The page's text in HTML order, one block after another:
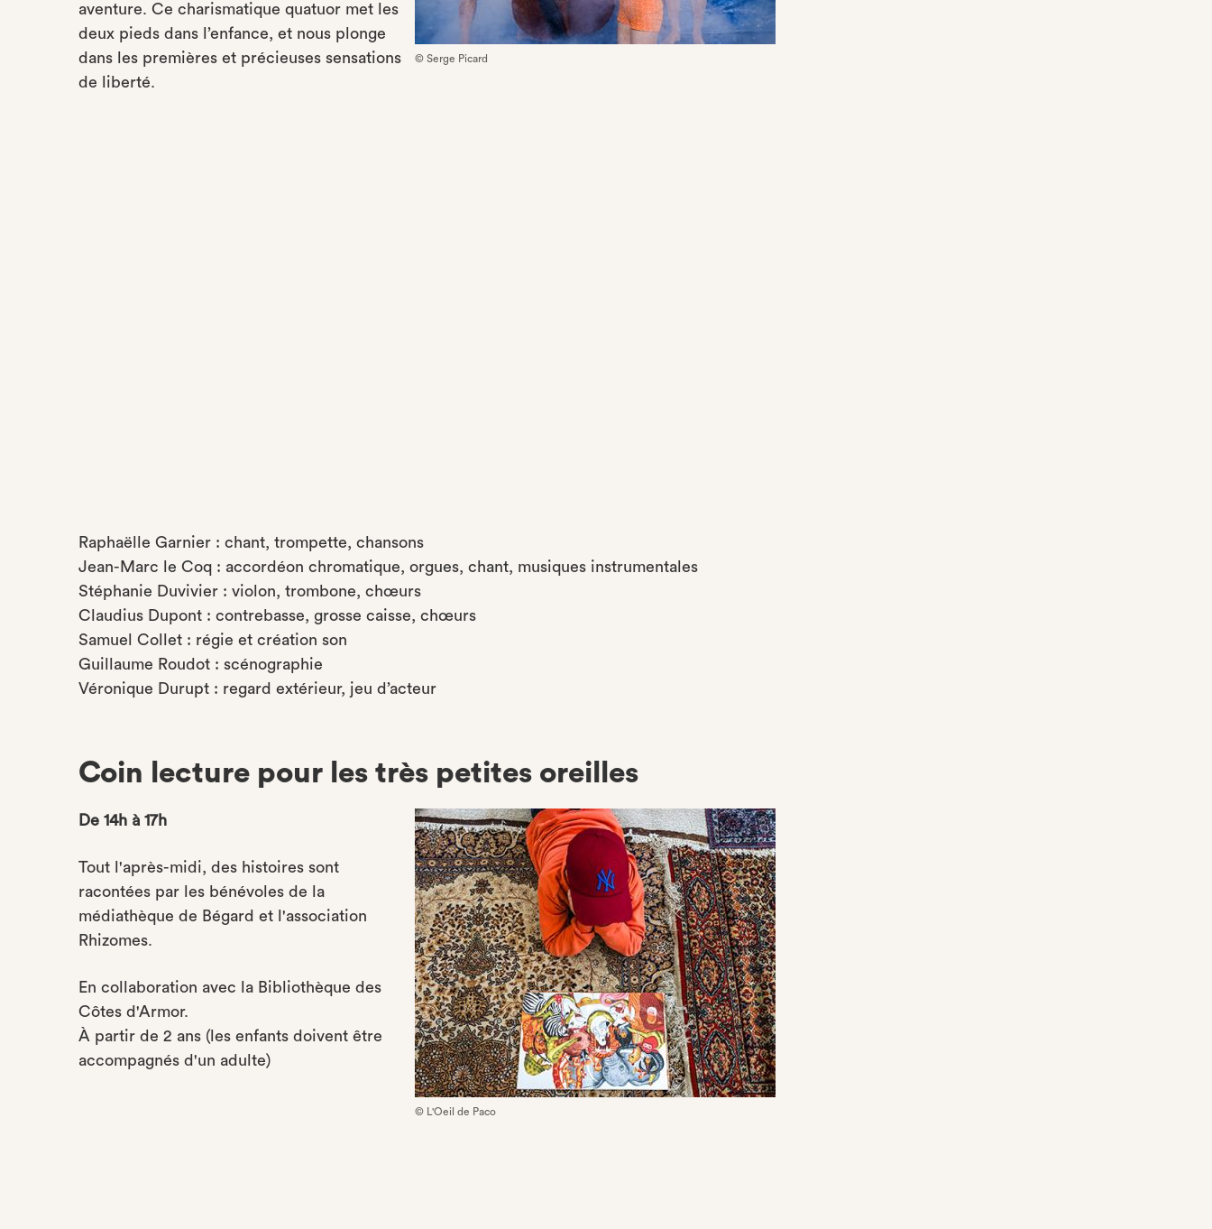
© Serge Picard
aventure. Ce charismatique quatuor met les
deux pieds dans l’enfance, et nous plonge
dans les premières et précieuses sensations
de liberté.
Raphaëlle Garnier : chant, trompette, chansons
Jean-Marc le Coq : accordéon chromatique, orgues, chant, musiques instrumentales
Stéphanie Duvivier : violon, trombone, chœurs
Claudius Dupont : contrebasse, grosse caisse, chœurs
Samuel Collet : régie et création son
Guillaume Roudot : scénographie
Véronique Durupt : regard extérieur, jeu d’acteur
Coin lecture pour les très petites oreilles
© L'Oeil de Paco
De 14h à 17h
Tout l'après-midi, des histoires sont
racontées par les bénévoles de la
médiathèque de Bégard et l'association
Rhizomes.
En collaboration avec la Bibliothèque des
Côtes d'Armor.
À partir de 2 ans (les enfants doivent être
accompagnés d'un adulte)